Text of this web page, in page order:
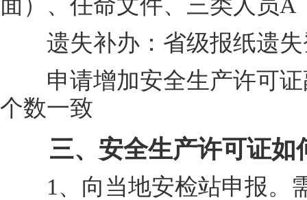
面）、任命文件、三类人员A
遗失补办：省级报纸遗失
申请增加安全生产许可证
个数一致
三、安全生产许可证如
1、向当地安检站申报。